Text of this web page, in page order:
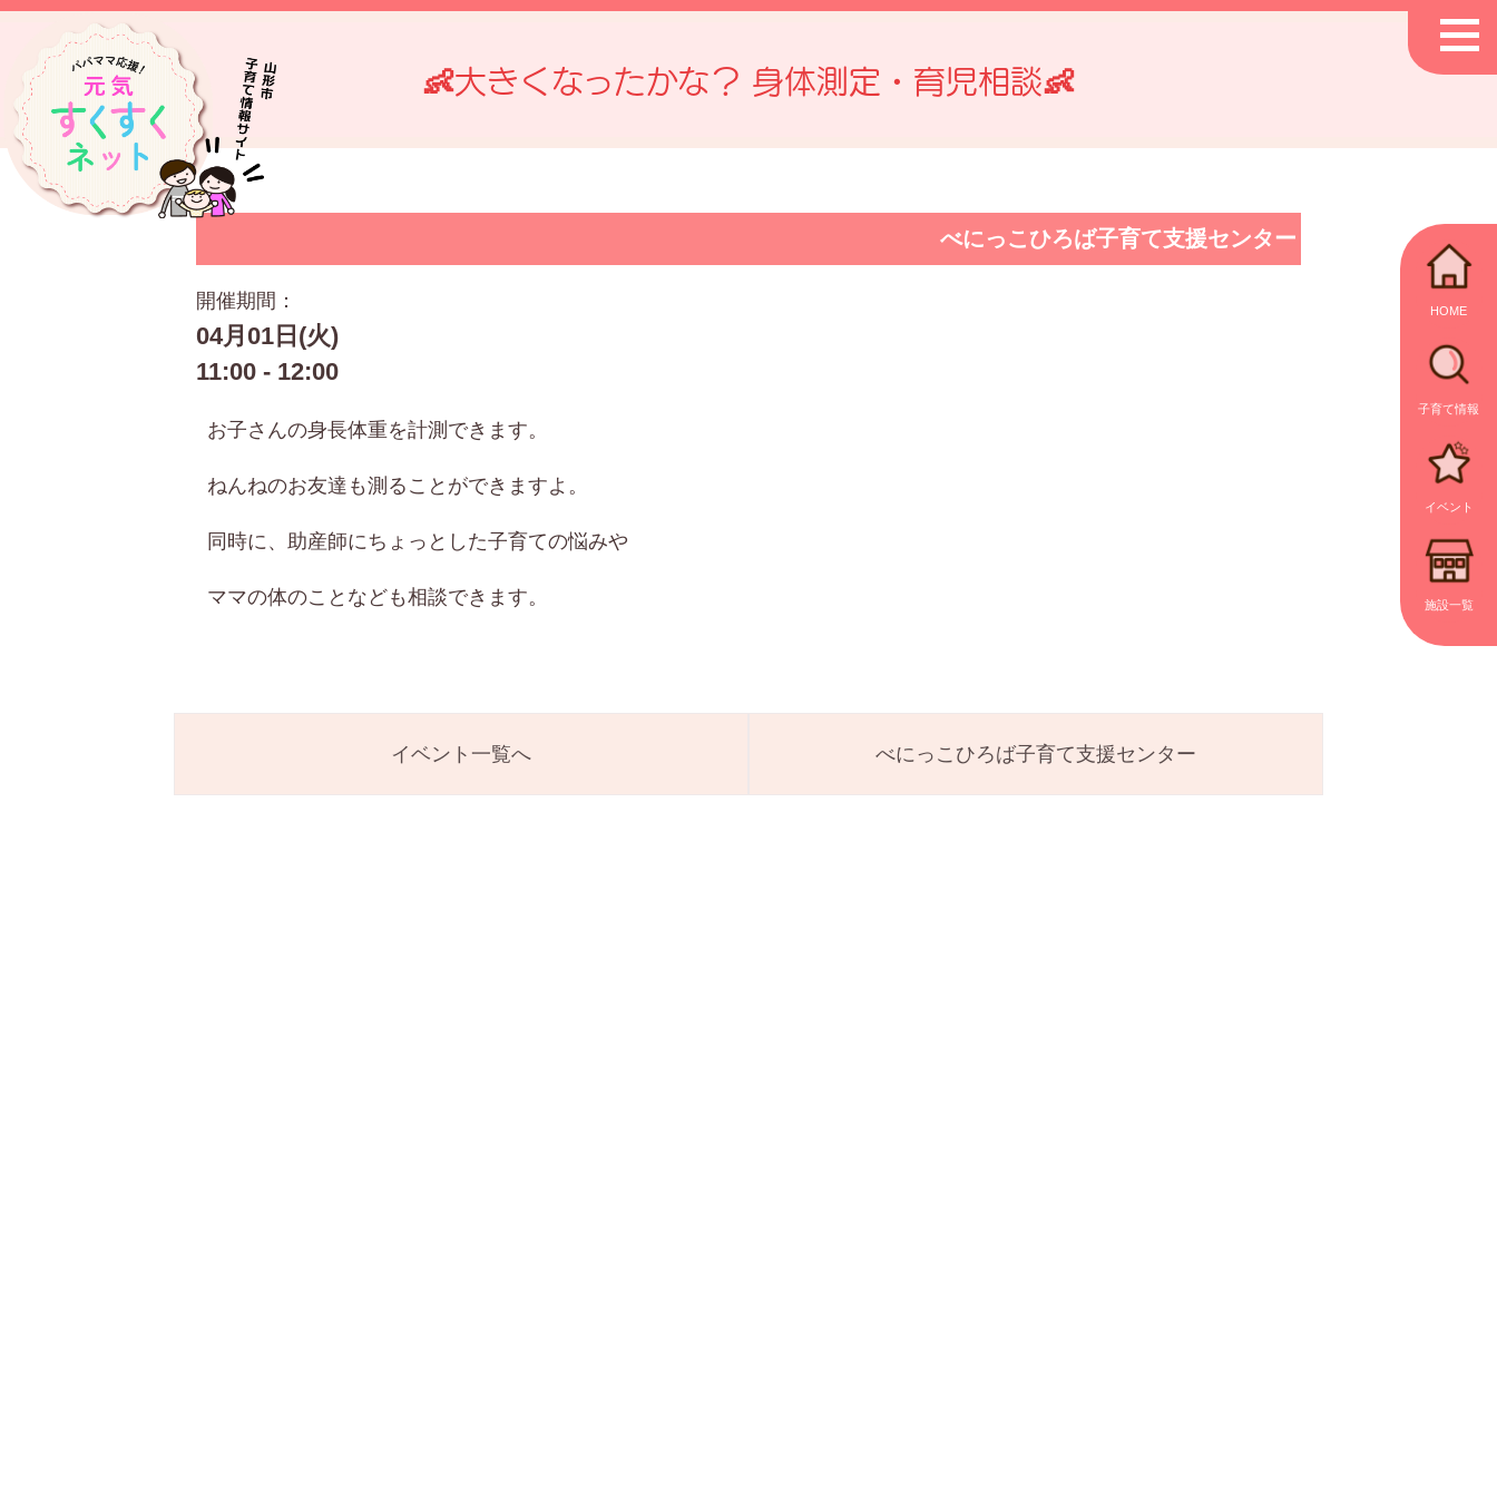
HOME
子育て情報
イベント
施設一覧
👶大きくなったかな？ 身体測定・育児相談👶
べにっこひろば子育て支援センター
開催期間：
04月01日(火)
11:00 - 12:00
お子さんの身長体重を計測できます。
ねんねのお友達も測ることができますよ。
同時に、助産師にちょっとした子育ての悩みや
ママの体のことなども相談できます。
イベント一覧へ べにっこひろば子育て支援センター